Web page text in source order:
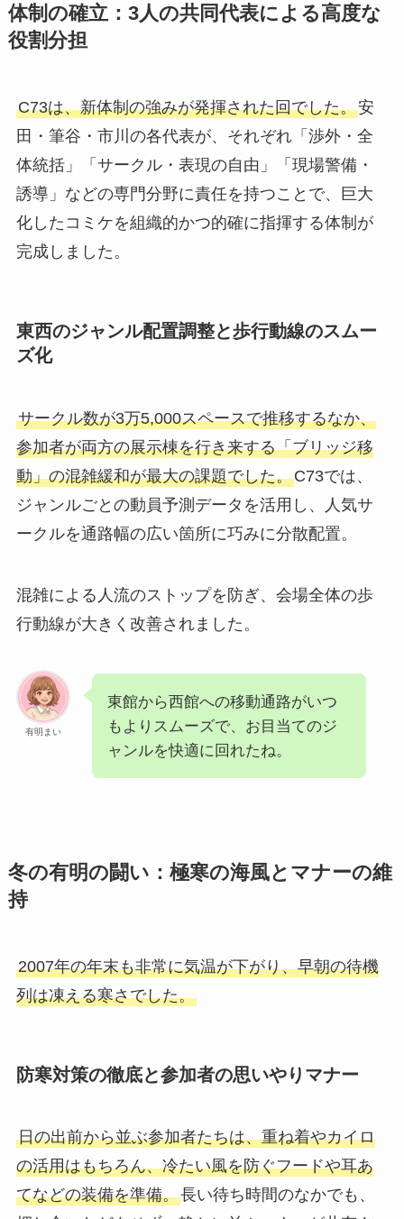
体制の確立：3人の共同代表による高度な
役割分担
C73は、新体制の強みが発揮された回でした。安
田・筆谷・市川の各代表が、それぞれ「渉外・全
体統括」「サークル・表現の自由」「現場警備・
誘導」などの専門分野に責任を持つことで、巨大
化したコミケを組織的かつ的確に指揮する体制が
完成しました。
東西のジャンル配置調整と歩行動線のスムー
ズ化
サークル数が3万5,000スペースで推移するなか、
参加者が両方の展示棟を行き来する「ブリッジ移
動」の混雑緩和が最大の課題でした。C73では、
ジャンルごとの動員予測データを活用し、人気サ
ークルを通路幅の広い箇所に巧みに分散配置。
混雑による人流のストップを防ぎ、会場全体の歩
行動線が大きく改善されました。
有明まい
東館から西館への移動通路がいつ
もよりスムーズで、お目当てのジ
ャンルを快適に回れたね。
冬の有明の闘い：極寒の海風とマナーの維
持
2007年の年末も非常に気温が下がり、早朝の待機
列は凍える寒さでした。
防寒対策の徹底と参加者の思いやりマナー
日の出前から並ぶ参加者たちは、重ね着やカイロ
の活用はもちろん、冷たい風を防ぐフードや耳あ
てなどの装備を準備。長い待ち時間のなかでも、